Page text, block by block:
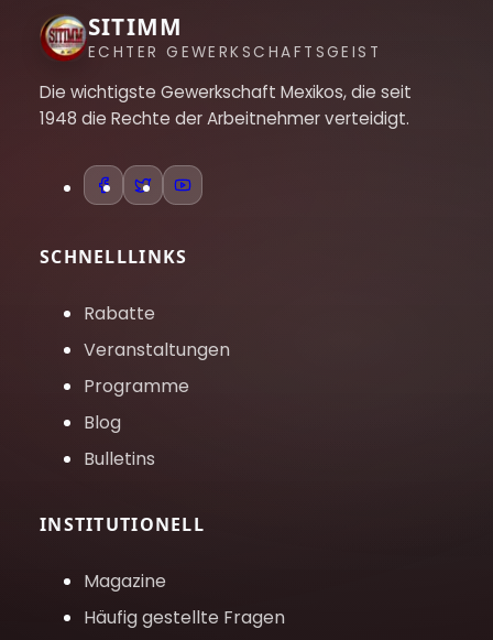
SITIMM
ECHTER GEWERKSCHAFTSGEIST
Die wichtigste Gewerkschaft Mexikos, die seit
1948 die Rechte der Arbeitnehmer verteidigt.
SCHNELLLINKS
Rabatte
Veranstaltungen
Programme
Blog
Bulletins
INSTITUTIONELL
Magazine
Häufig gestellte Fragen